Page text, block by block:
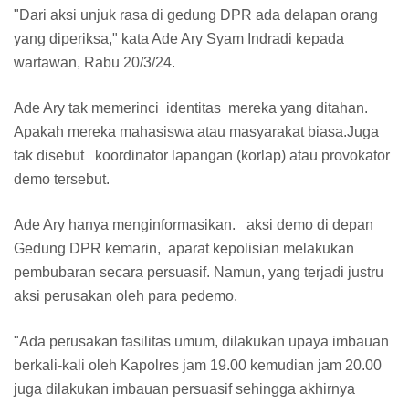
"Dari aksi unjuk rasa di gedung DPR ada delapan orang
yang diperiksa," kata Ade Ary Syam Indradi kepada
wartawan, Rabu 20/3/24.
Ade Ary tak memerinci identitas mereka yang ditahan.
Apakah mereka mahasiswa atau masyarakat biasa.Juga
tak disebut koordinator lapangan (korlap) atau provokator
demo tersebut.
Ade Ary hanya menginformasikan. aksi demo di depan
Gedung DPR kemarin, aparat kepolisian melakukan
pembubaran secara persuasif. Namun, yang terjadi justru
aksi perusakan oleh para pedemo.
"Ada perusakan fasilitas umum, dilakukan upaya imbauan
berkali-kali oleh Kapolres jam 19.00 kemudian jam 20.00
juga dilakukan imbauan persuasif sehingga akhirnya